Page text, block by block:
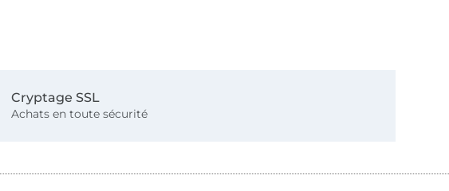
Cryptage SSL
Achats en toute sécurité